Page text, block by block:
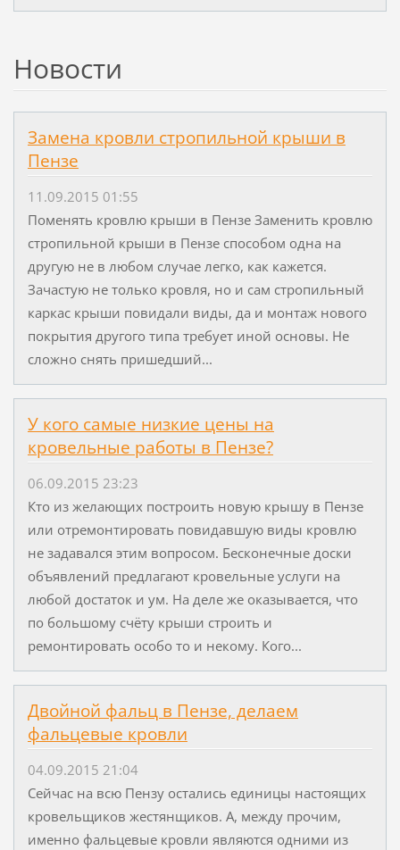
Новости
Замена кровли стропильной крыши в
Пензе
11.09.2015 01:55
Поменять кровлю крыши в Пензе Заменить кровлю
стропильной крыши в Пензе способом одна на
другую не в любом случае легко, как кажется.
Зачастую не только кровля, но и сам стропильный
каркас крыши повидали виды, да и монтаж нового
покрытия другого типа требует иной основы. Не
сложно снять пришедший...
У кого самые низкие цены на
кровельные работы в Пензе?
06.09.2015 23:23
Кто из желающих построить новую крышу в Пензе
или отремонтировать повидавшую виды кровлю
не задавался этим вопросом. Бесконечные доски
объявлений предлагают кровельные услуги на
любой достаток и ум. На деле же оказывается, что
по большому счёту крыши строить и
ремонтировать особо то и некому. Кого...
Двойной фальц в Пензе, делаем
фальцевые кровли
04.09.2015 21:04
Сейчас на всю Пензу остались единицы настоящих
кровельщиков жестянщиков. А, между прочим,
именно фальцевые кровли являются одними из